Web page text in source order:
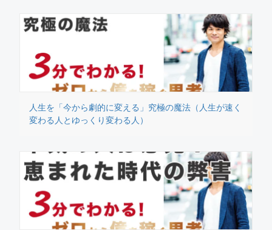
人生を「今から劇的に変える」究極の魔法（人生が速く
変わる人とゆっくり変わる人）